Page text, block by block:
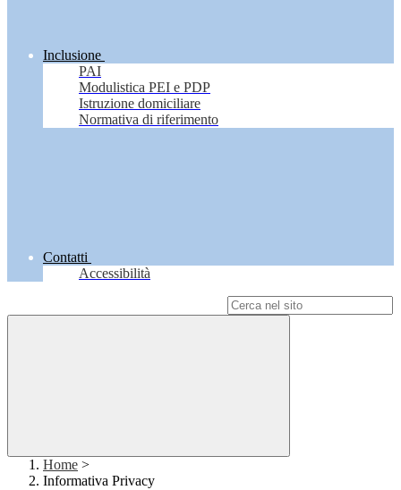
Inclusione
PAI
Modulistica PEI e PDP
Istruzione domiciliare
Normativa di riferimento
Contatti
Accessibilità
Home >
Informativa Privacy